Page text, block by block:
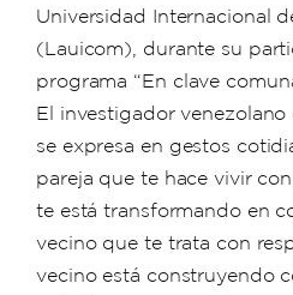
Universidad Internacional
(Lauicom), durante su
programa “En clave
El investigador
se expresa en gestos
pareja que te hace vivir
te está transformando en
vecino que te trata con
vecino está construyendo